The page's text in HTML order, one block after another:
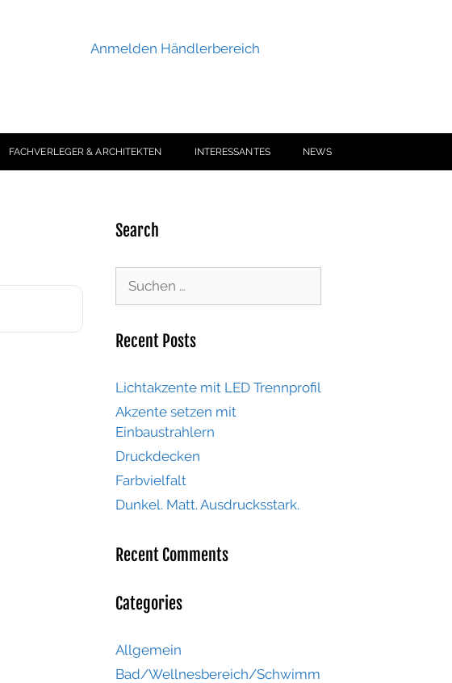
Anmelden Händlerbereich
FACHVERLEGER & ARCHITEKTEN INTERESSANTES NEWS
Search
Recent Posts
Lichtakzente mit LED Trennprofil
Akzente setzen mit
Einbaustrahlern
Druckdecken
Farbvielfalt
Dunkel. Matt. Ausdrucksstark.
Recent Comments
Categories
Allgemein
Bad/Wellnesbereich/Schwimm